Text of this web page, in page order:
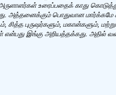
உரைப்பதைக் காது
பொதுவான மார்க்கமே
புருஷர்களும், மகான்களும்,
இங்கு அறியத்தக்கது. அதில்